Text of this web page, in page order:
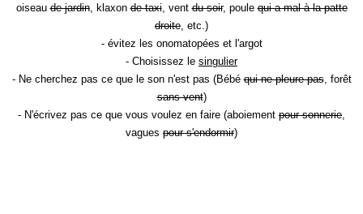
oiseaude jardin, klaxonde taxi, ventdu soir, poulequi a mal à la patte
droite , etc.)
- évitez les onomatopées et l'argot
- Choisissez le singulier
- Ne cherchez pas ce que le son n'est pas (Bébéqui ne pleure pas, forêt
sans vent)
- N'écrivez pas ce que vous voulez en faire (aboiement pour sonnerie
vagues pour s'endormir)